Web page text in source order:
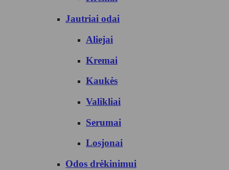
Jautriai odai
Aliejai
Kremai
Kaukės
Valikliai
Serumai
Losjonai
Odos drėkinimui